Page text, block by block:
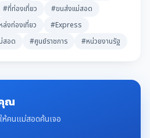
#ที่ท่องเที่ยว
#ขนส่งแม่สอด
ล่งท่องเที่ยว
#Express
สอด #ศูนย์ราชการ #หน่วยงานรัฐ
ณ
ห้คนแม่สอดค้นเจอ